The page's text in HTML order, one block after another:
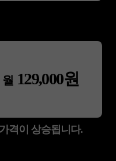
월 129,000원
격이 상승됩니다.